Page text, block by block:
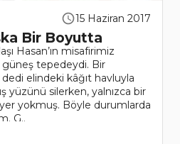
15 Haziran 2017
Bir Boyutta
Hasan’ın misafirimiz
güneş tepedeydi. Bir
dedi elindeki kâğıt havluyla
yüzünü silerken, yalnızca bir
yokmuş. Böyle durumlarda
G..